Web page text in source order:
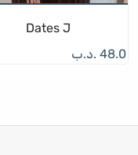
Dates J
48.0 .د.ب